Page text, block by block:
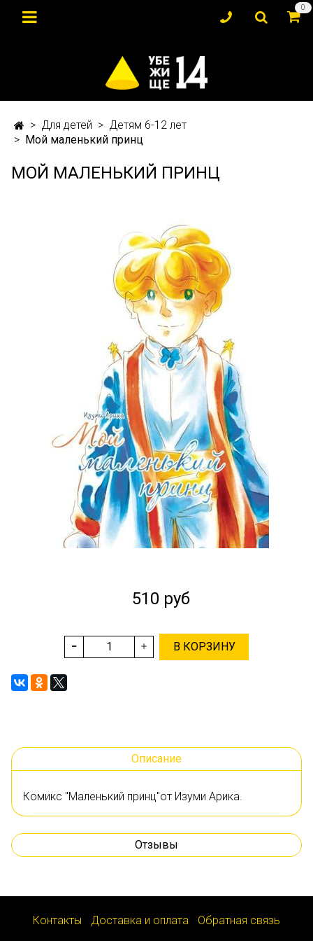
0
Для детей
Детям 6-12 лет
Мой маленький принц
МОЙ МАЛЕНЬКИЙ ПРИНЦ
510 руб
В КОРЗИНУ
Описание
Комикс "Маленький принц"от Изуми Арика.
Отзывы
Контакты Доставка и оплата
Обратная связь